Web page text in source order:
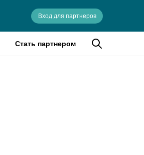
Вход для партнеров
Стать партнером